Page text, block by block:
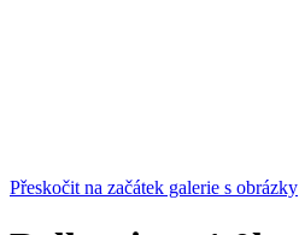
Přeskočit na začátek galerie s obrázky